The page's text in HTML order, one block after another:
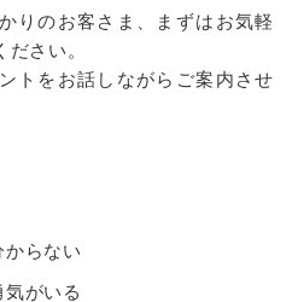
りのお客さま、まずはお気軽
さい。
トをお話しながらご案内させ
らない
がいる